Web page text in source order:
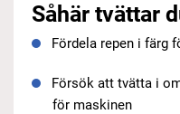
Såhär tvättar
Fördela repen i färg
Försök att tvätta i
för maskinen